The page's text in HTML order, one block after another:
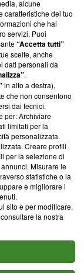
aderenza a
non è
di farne
verifica di
3 - 6900
alcune
caratteristiche del tuo
che hai
servizi. Puoi
“Accetta tutti”
scelte, anche
dati personali da
.
in alto a destra),
che non consentono
dai tecnici.
per: Archiviare
limitati per la
personalizzata.
Creare profili
per la selezione di
Misurare le
statistiche o la
e migliorare i
sito e per modificare,
la nostra